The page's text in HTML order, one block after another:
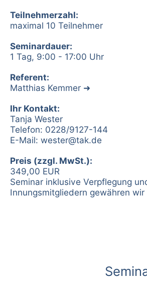
Teilnehmerzahl:
maximal 10 Teilnehmer
Seminardauer:
1 Tag, 9:00 - 17:00 Uhr
Referent:
Matthias Kemmer
Ihr Kontakt:
Tanja Wester
Telefon: 0228/9127-144
E-Mail: wester@tak.de
Preis (zzgl. MwSt.):
349,00 EUR
Seminar inklusive Verpflegung
Innungsmitgliedern gewähren wir